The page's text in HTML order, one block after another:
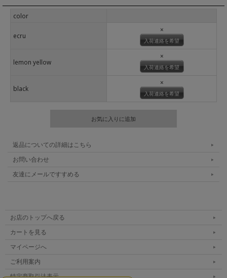
color
ecru
×
入荷連絡を希望
lemon yellow
×
入荷連絡を希望
black
×
入荷連絡を希望
返品についての詳細はこちら
お問い合わせ
友達にメールですすめる
お店のトップへ戻る
カートを見る
マイページへ
ご利用案内
特定商取引法表示